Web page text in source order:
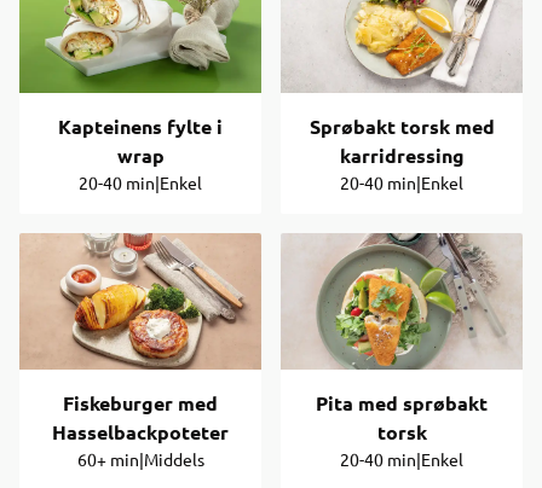
Kapteinens fylte i
wrap
20-40 min|Enkel
Sprøbakt torsk med
karridressing
20-40 min|Enkel
Fiskeburger med
Hasselbackpoteter
60+ min|Middels
Pita med sprøbakt
torsk
20-40 min|Enkel